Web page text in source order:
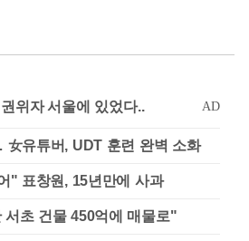
유튜버, UDT 훈련 완벽 소화
" 표창원, 15년만에 사과
서초 건물 450억에 매물로"